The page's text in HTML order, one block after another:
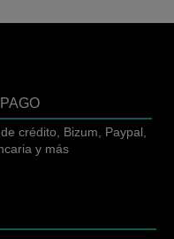
crédito, Bizum, Paypal,
y más